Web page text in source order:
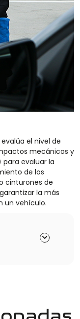
evalúa el nivel de
mecánicos y
evaluar la
de los
cinturones de
la más
un vehículo.